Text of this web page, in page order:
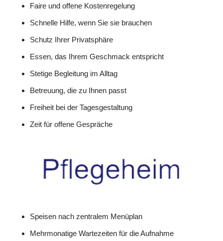
Faire und offene Kostenregelung
Schnelle Hilfe, wenn Sie sie brauchen
Schutz Ihrer Privatsphäre
Essen, das Ihrem Geschmack entspricht
Stetige Begleitung im Alltag
Betreuung, die zu Ihnen passt
Freiheit bei der Tagesgestaltung
Zeit für offene Gespräche
Speisen nach zentralem Menüplan
Mehrmonatige Wartezeiten für die Aufnahme